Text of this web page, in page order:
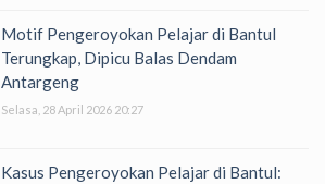
Motif Pengeroyokan Pelajar di Bantul
Terungkap, Dipicu Balas Dendam
Antargeng
Selasa, 28 April 2026 20:27
Kasus Pengeroyokan Pelajar di Bantul: